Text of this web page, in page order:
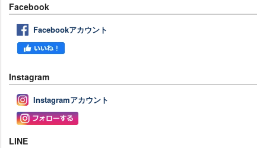
Facebook
Facebookアカウント
Instagram
Instagramアカウント
LINE